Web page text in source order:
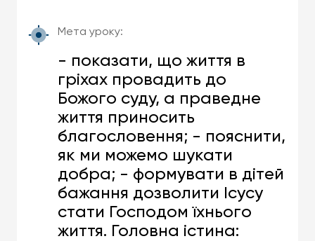
Мета уроку:
- показати, що життя в
гріхах провадить до
Божого суду, а праведне
життя приносить
благословення; - пояснити,
як ми можемо шукати
добра; - формувати в дітей
бажання дозволити Ісусу
стати Господом їхнього
життя. Головна істина: